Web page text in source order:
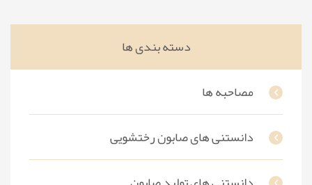
دسته بندی ها
مصاحبه ها
دانستنی های صابون رختشویی
پوستی براق و تمیز با چیپس صابون
ساخت صابون با رنگ و اسانس های متفاوت
ساخت صابون در خانه با روش‌های ساده